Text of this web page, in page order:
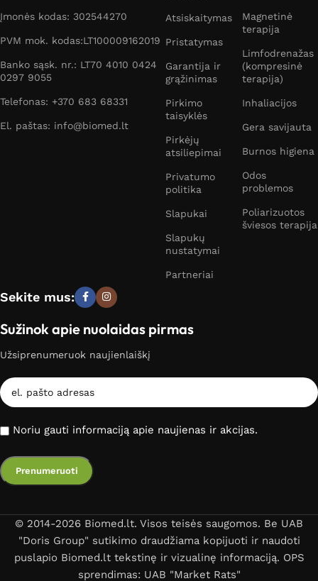
Įmonės kodas: 302544270
PVM mok. kodas:LT100009162019
Banko sąsk. nr.: LT70 4010 0424
0297 9055
Telefonas: +370 683 68331
El. paštas: info@biomed.lt
Atsiskaitymas
Pristatymas
Garantija ir
grąžinimas
Pirkimo
taisyklės
Pirkėjų
atsiliepimai
Privatumo
politika
Slapukai
Slapukų
nustatymai
Partneriai
Magnetinė
terapija
Limfodrenažas
(kompresinė
terapija)
Inhaliacijos
Gera savijauta
Burnos higiena
Odos
problemos
Poliarizuotos
šviesos terapija
Sekite mus:
Sužinok apie nuolaidas pirmas
Užsiprenumeruok naujienlaiškį
Noriu gauti informaciją apie naujienas ir akcijas.
© 2014-2026 Biomed.lt. Visos teisės saugomos. Be UAB
"Doris Group" sutikimo draudžiama kopijuoti ir naudoti
puslapio Biomed.lt tekstinę ir vizualinę informaciją. OPS
sprendimas: UAB "Market Rats"